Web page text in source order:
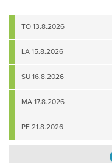
TO 13.8.2026
LA 15.8.2026
SU 16.8.2026
MA 17.8.2026
PE 21.8.2026